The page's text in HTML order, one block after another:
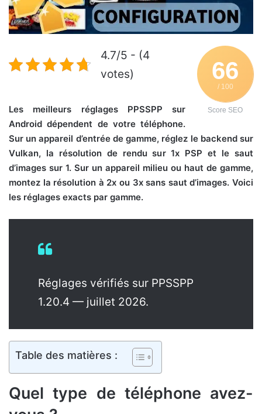
66
/ 100
Score SEO
4.7/5 - (4
votes)
Les meilleurs réglages PPSSPP sur
Android dépendent de votre téléphone.
Sur un appareil d’entrée de gamme, réglez le backend sur
Vulkan, la résolution de rendu sur 1x PSP et le saut
d’images sur 1. Sur un appareil milieu ou haut de gamme,
montez la résolution à 2x ou 3x sans saut d’images. Voici
les réglages exacts par gamme.
Réglages vérifiés sur PPSSPP
1.20.4 — juillet 2026.
Table des matières :
Quel type de téléphone avez-